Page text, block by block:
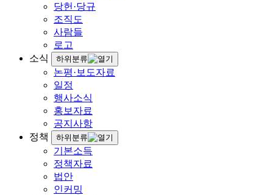
당헌·당규
조직도
사람들
로고
소식
하위분류
논평·보도자료
일정
행사소식
홍보자료
공지사항
정책
하위분류
기본소득
정책자료
법안
인커밍